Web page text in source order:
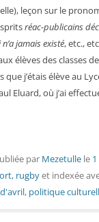
leçon sur le
réac-publicains
n’a jamais existé, etc.,
élèves des classes
j’étais élève au
Eluard, où j’ai
par Mezetulle le
rugbyet indexée
, politique